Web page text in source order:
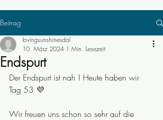
Beitrag
Endspurt
lovingsunshinesdal
10. März 2024 1 Min. Lesezeit
Der Endspurt ist nah ! Heute haben wir
Tag 53 💜
Wir freuen uns schon so sehr auf die